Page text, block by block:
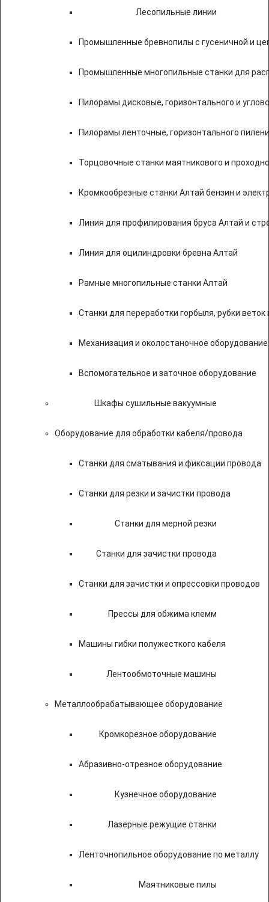
Лесопильные линии
Промышленные бревнопилы с гусеничной и
Промышленные многопильные станки для
Пилорамы дисковые, горизонтального и
Пилорамы ленточные, горизонтального
Торцовочные станки маятникового и
Кромкообрезные станки Алтай бензин и
Линия для профилирования бруса Алтай и
Линия для оцилиндровки бревна Алтай
Рамные многопильные станки Алтай
Станки для переработки горбыля, рубки веток
Механизация и околостаночное оборудование
Вспомогательное и заточное оборудование
Шкафы сушильные вакуумные
Оборудование для обработки кабеля/провода
Станки для сматывания и фиксации провода
Станки для резки и зачистки провода
Станки для мерной резки
Станки для зачистки провода
Станки для зачистки и опрессовки проводов
Прессы для обжима клемм
Машины гибки полужесткого кабеля
Лентообмоточные машины
Металлообрабатывающее оборудование
Кромкорезное оборудование
Абразивно-отрезное оборудование
Кузнечное оборудование
Лазерные режущие станки
Ленточнопильное оборудование по металлу
Маятниковые пилы